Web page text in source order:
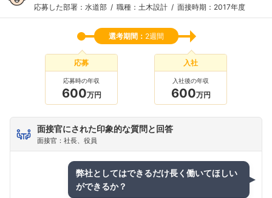
応募した部署：水道部 職種：土木設計 面接時期：2017年度
選考期間： 2週間
応募
応募時の年収
600万円
入社
入社後の年収
600万円
面接官にされた印象的な質問と回答
面接官：社長、役員
弊社としてはできるだけ長く働いてほしい
ができるか？